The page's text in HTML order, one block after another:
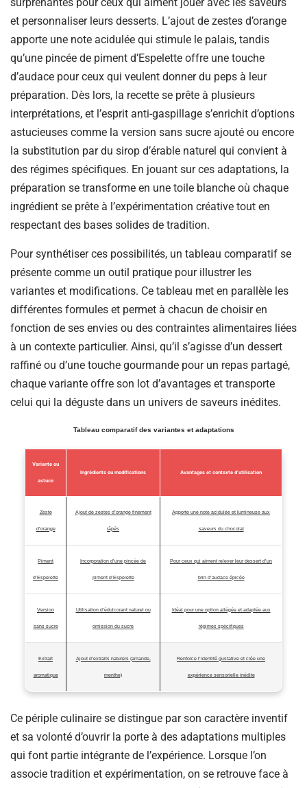
et personnaliser leurs desserts. L’ajout de zestes d’orange
apporte une note acidulée qui stimule le palais, tandis
qu’une pincée de piment d’Espelette offre une touche
d’audace pour ceux qui veulent donner du peps à leur
préparation. Dès lors, la recette se prête à plusieurs
interprétations, et l’esprit anti-gaspillage s’enrichit d’options
astucieuses comme la version sans sucre ajouté ou encore
la substitution par du sirop d’érable naturel qui convient à
des régimes spécifiques. En jouant sur ces adaptations, la
préparation se transforme en une toile blanche où chaque
ingrédient se prête à l’expérimentation créative tout en
respectant des bases solides de tradition.
Pour synthétiser ces possibilités, un tableau comparatif se
présente comme un outil pratique pour illustrer les
variantes et modifications. Ce tableau met en parallèle les
différentes formules et permet à chacun de choisir en
fonction de ses envies ou des contraintes alimentaires liées
à un contexte particulier. Ainsi, qu’il s’agisse d’un dessert
raffiné ou d’une touche gourmande pour un repas partagé,
chaque variante offre son lot d’avantages et transporte
celui qui la déguste dans un univers de saveurs inédites.
Tableau comparatif des variantes et adaptations
Variante ou
astuce
Ingrédients ou modifications Avantages et contexte d’utilisation
Zeste
d’orange
Ajout de zestes d’orange finement
râpés
Apporte une note acidulée et lumineuse aux
saveurs du chocolat
Piment
d’Espelette
Incorporation d’une pincée de
piment d’Espelette
Pour ceux qui aiment relever leur dessert d’un
brin d’audace épicée
Version
sans sucre
Utilisation d’édulcorant naturel ou
omission du sucre
Idéal pour une option allégée et adaptée aux
régimes spécifiques
Extrait
aromatique
Ajout d’extraits naturels (amande,
menthe)
Renforce l’identité gustative et crée une
expérience sensorielle inédite
Ce périple culinaire se distingue par son caractère inventif
et sa volonté d’ouvrir la porte à des adaptations multiples
qui font partie intégrante de l’expérience. Lorsque l’on
associe tradition et expérimentation, on se retrouve face à